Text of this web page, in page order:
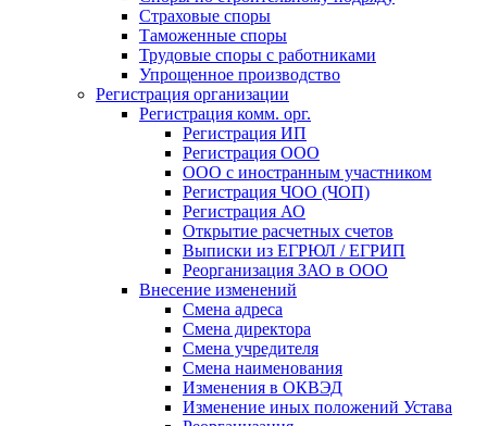
Страховые споры
Таможенные споры
Трудовые споры с работниками
Упрощенное производство
Регистрация организации
Регистрация комм. орг.
Регистрация ИП
Регистрация ООО
ООО с иностранным участником
Регистрация ЧОО (ЧОП)
Регистрация АО
Открытие расчетных счетов
Выписки из ЕГРЮЛ / ЕГРИП
Реорганизация ЗАО в ООО
Внесение изменений
Смена адреса
Смена директора
Cмена учредителя
Смена наименования
Изменения в ОКВЭД
Изменение иных положений Устава